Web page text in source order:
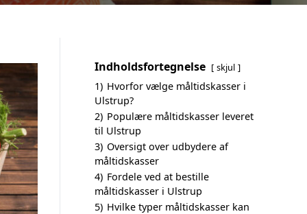
Indholdsfortegnelse skjul
1) Hvorfor vælge måltidskasser i
Ulstrup?
2) Populære måltidskasser leveret
til Ulstrup
3) Oversigt over udbydere af
måltidskasser
4) Fordele ved at bestille
måltidskasser i Ulstrup
5) Hvilke typer måltidskasser kan